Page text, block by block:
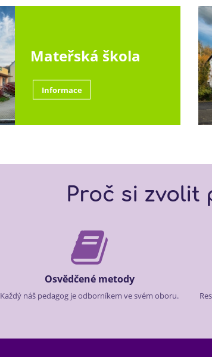
Mateřská škola
Informace
Proč si zvolit
Osvědčené metody
Každý náš pedagog je odborníkem ve svém oboru.